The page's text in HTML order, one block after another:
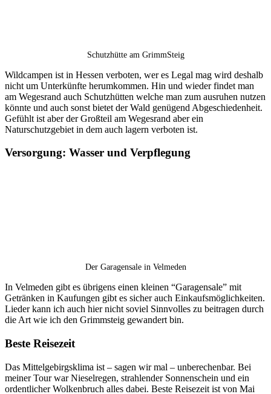
Schutzhütte am GrimmSteig
Wildcampen ist in Hessen verboten, wer es Legal mag wird deshalb
nicht um Unterkünfte herumkommen. Hin und wieder findet man
am Wegesrand auch Schutzhütten welche man zum ausruhen nutzen
könnte und auch sonst bietet der Wald genügend Abgeschiedenheit.
Gefühlt ist aber der Großteil am Wegesrand aber ein
Naturschutzgebiet in dem auch lagern verboten ist.
Versorgung: Wasser und Verpflegung
Der Garagensale in Velmeden
In Velmeden gibt es übrigens einen kleinen “Garagensale” mit
Getränken in Kaufungen gibt es sicher auch Einkaufsmöglichkeiten.
Lieder kann ich auch hier nicht soviel Sinnvolles zu beitragen durch
die Art wie ich den Grimmsteig gewandert bin.
Beste Reisezeit
Das Mittelgebirgsklima ist – sagen wir mal – unberechenbar. Bei
meiner Tour war Nieselregen, strahlender Sonnenschein und ein
ordentlicher Wolkenbruch alles dabei. Beste Reisezeit ist von Mai